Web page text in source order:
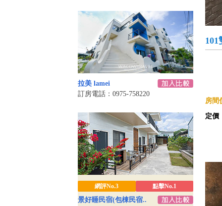
拉美 lamei
訂房電話：0975-758220
網評No.3 點擊No.1
景好睡民宿(包棟民宿..
101
房間
定價